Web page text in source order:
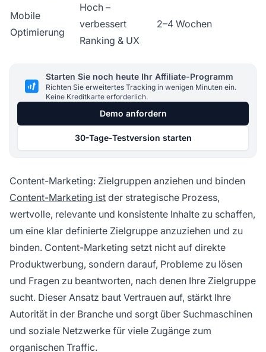
Mobile
Optimierung
Hoch –
verbessert
Ranking & UX
2–4 Wochen
Starten Sie noch heute Ihr Affiliate-Programm
Richten Sie erweitertes Tracking in wenigen Minuten ein.
Keine Kreditkarte erforderlich.
Demo anfordern
30-Tage-Testversion starten
Content-Marketing: Zielgruppen anziehen und binden
Content-Marketing ist der strategische Prozess,
wertvolle, relevante und konsistente Inhalte zu schaffen,
um eine klar definierte Zielgruppe anzuziehen und zu
binden. Content-Marketing setzt nicht auf direkte
Produktwerbung, sondern darauf, Probleme zu lösen
und Fragen zu beantworten, nach denen Ihre Zielgruppe
sucht. Dieser Ansatz baut Vertrauen auf, stärkt Ihre
Autorität in der Branche und sorgt über Suchmaschinen
und soziale Netzwerke für viele Zugänge zum
organischen Traffic.